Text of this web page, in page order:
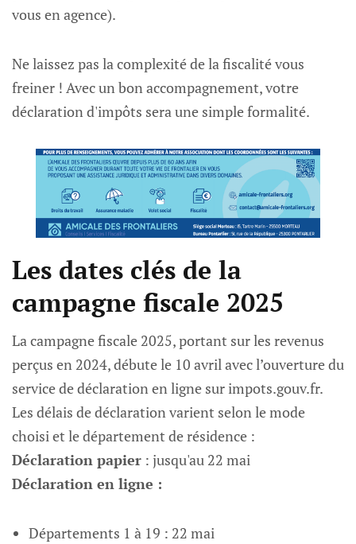
vous en agence).
Ne laissez pas la complexité de la fiscalité vous
freiner ! Avec un bon accompagnement, votre
déclaration d'impôts sera une simple formalité.
Les dates clés de la
campagne fiscale 2025
La campagne fiscale 2025, portant sur les revenus
perçus en 2024, débute le 10 avril avec l’ouverture du
service de déclaration en ligne sur impots.gouv.fr.
Les délais de déclaration varient selon le mode
choisi et le département de résidence :
Déclaration papier : jusqu'au 22 mai
Déclaration en ligne :
Départements 1 à 19 : 22 mai